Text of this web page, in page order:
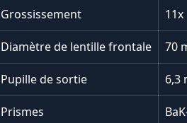
Grossissement 11x
Diamètre de lentille frontale 70
Pupille de sortie 6,3
Prismes